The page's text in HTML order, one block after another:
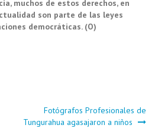
muchos de estos derechos, en
son parte de las leyes
democráticas. (O)
Fotógrafos Profesionales de
Tungurahua agasajaron a niños